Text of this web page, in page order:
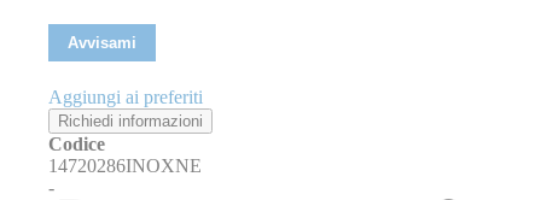
Avvisami
Aggiungi ai preferiti
Richiedi informazioni
Codice
14720286INOXNE
-